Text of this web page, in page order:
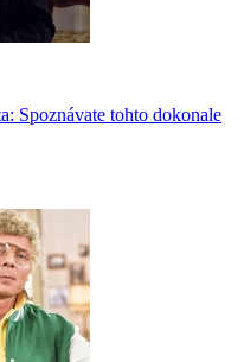
Spoznávate tohto dokonale